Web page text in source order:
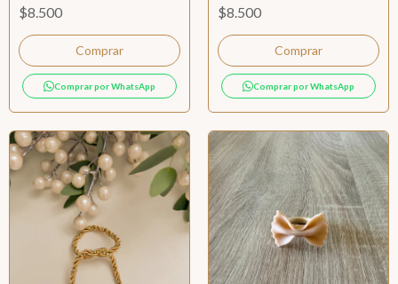
$8.500
Comprar por WhatsApp
$8.500
Comprar por WhatsApp